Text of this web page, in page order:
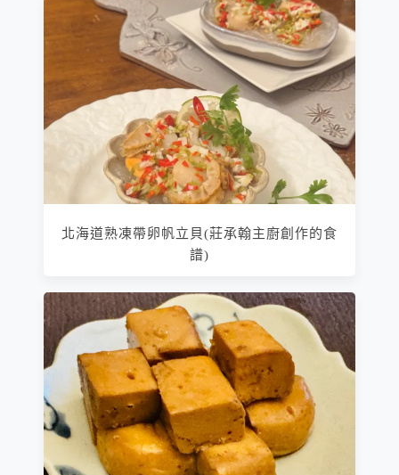
北海道熟凍帶卵帆立貝(莊承翰主廚創作的食
譜)